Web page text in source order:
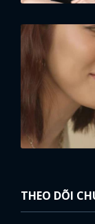
THEO DÕI